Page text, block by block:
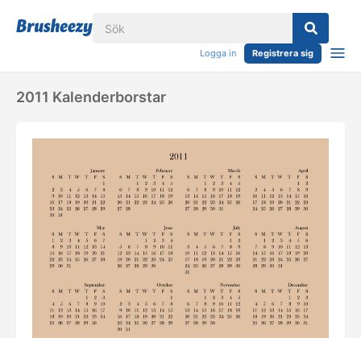
Logga in Registrera sig
2011 Kalenderborstar